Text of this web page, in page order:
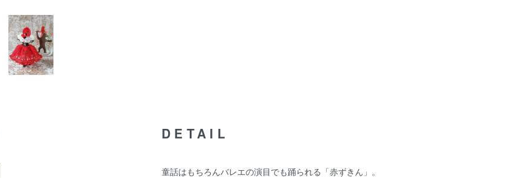
DETAIL
童話はもちろんバレエの演目でも踊られる「赤ずきん」。